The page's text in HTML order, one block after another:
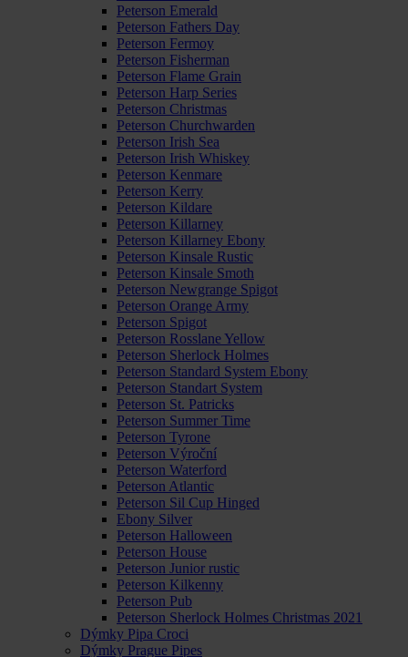
Peterson Emerald
Peterson Fathers Day
Peterson Fermoy
Peterson Fisherman
Peterson Flame Grain
Peterson Harp Series
Peterson Christmas
Peterson Churchwarden
Peterson Irish Sea
Peterson Irish Whiskey
Peterson Kenmare
Peterson Kerry
Peterson Kildare
Peterson Killarney
Peterson Killarney Ebony
Peterson Kinsale Rustic
Peterson Kinsale Smoth
Peterson Newgrange Spigot
Peterson Orange Army
Peterson Spigot
Peterson Rosslane Yellow
Peterson Sherlock Holmes
Peterson Standard System Ebony
Peterson Standart System
Peterson St. Patricks
Peterson Summer Time
Peterson Tyrone
Peterson Výroční
Peterson Waterford
Peterson Atlantic
Peterson Sil Cup Hinged
Ebony Silver
Peterson Halloween
Peterson House
Peterson Junior rustic
Peterson Kilkenny
Peterson Pub
Peterson Sherlock Holmes Christmas 2021
Dýmky Pipa Croci
Dýmky Prague Pipes